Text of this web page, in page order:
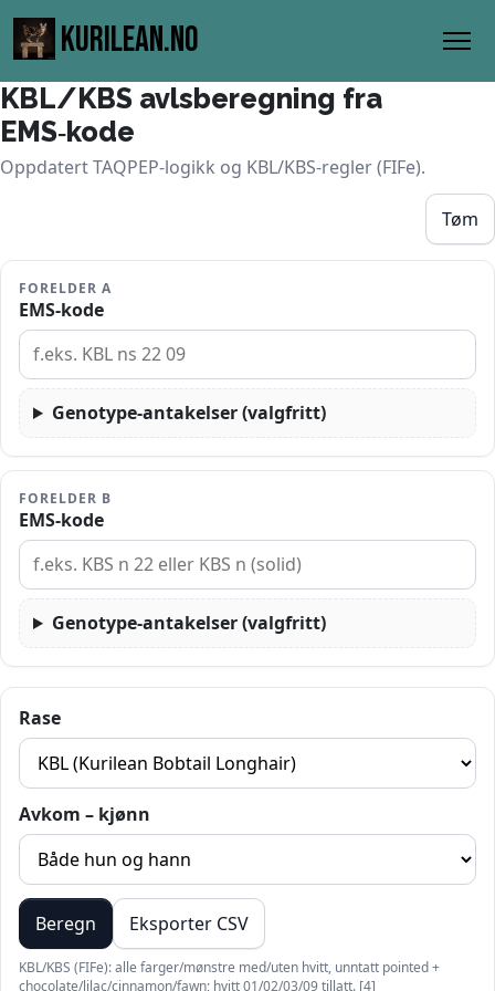
KURILEAN.NO
KBL/KBS avlsberegning fra
EMS‑kode
Oppdatert TAQPEP‑logikk og KBL/KBS‑regler (FIFe).
Tøm
FORELDER A
EMS‑kode
Genotype‑antakelser (valgfritt)
FORELDER B
EMS‑kode
Genotype‑antakelser (valgfritt)
Rase
Avkom – kjønn
Beregn Eksporter CSV
KBL/KBS (FIFe): alle farger/mønstre med/uten hvitt, unntatt pointed +
chocolate/lilac/cinnamon/fawn; hvitt 01/02/03/09 tillatt. [4]